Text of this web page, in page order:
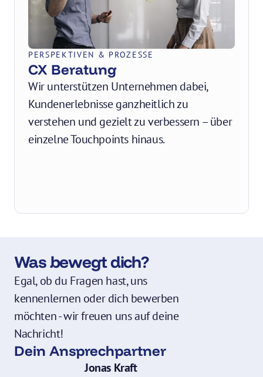
PERSPEKTIVEN & PROZESSE
CX Beratung
Wir unterstützen Unternehmen dabei,
Kundenerlebnisse ganzheitlich zu
verstehen und gezielt zu verbessern – über
einzelne Touchpoints hinaus.
Was bewegt dich?
Egal, ob du Fragen hast, uns
kennenlernen oder dich bewerben
möchten - wir freuen uns auf deine
Nachricht!
Dein Ansprechpartner
Jonas Kraft